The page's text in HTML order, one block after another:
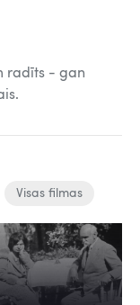
radīts - gan
Visas filmas